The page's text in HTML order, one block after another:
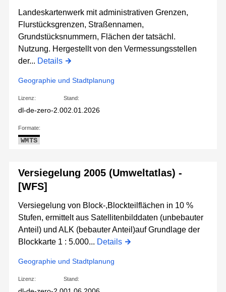
Landeskartenwerk mit administrativen Grenzen,
Flurstücksgrenzen, Straßennamen,
Grundstücksnummern, Flächen der tatsächl.
Nutzung. Hergestellt von den Vermessungsstellen
der... Details
Geographie und Stadtplanung
Lizenz:
dl-de-zero-2.0
Stand:
02.01.2026
Formate:
WMTS
Versiegelung 2005 (Umweltatlas) -
[WFS]
Versiegelung von Block-,Blockteilflächen in 10 %
Stufen, ermittelt aus Satellitenbilddaten (unbebauter
Anteil) und ALK (bebauter Anteil)auf Grundlage der
Blockkarte 1 : 5.000... Details
Geographie und Stadtplanung
Lizenz: Stand: